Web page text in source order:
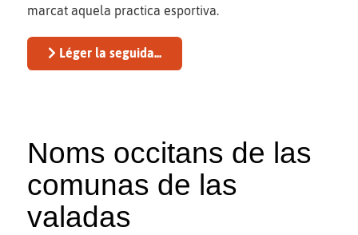
marcat aquela practica esportiva.
Léger la seguida...
Noms occitans de las
comunas de las
valadas